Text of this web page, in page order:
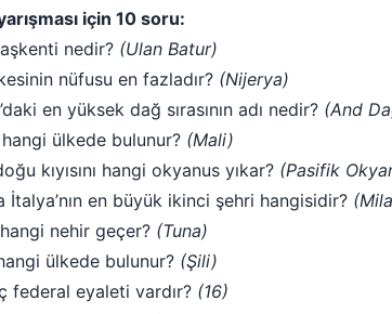
için 10 soru:
nedir? (Ulan Batur)
nüfusu en fazladır? (Nijerya)
en yüksek dağ sırasının adı nedir? (And
ülkede bulunur? (Mali)
kıyısını hangi okyanus yıkar? (Pasifik
İtalya’nın en büyük ikinci şehri hangisidir?
nehir geçer? (Tuna)
ülkede bulunur? (Şili)
federal eyaleti vardır? (16)